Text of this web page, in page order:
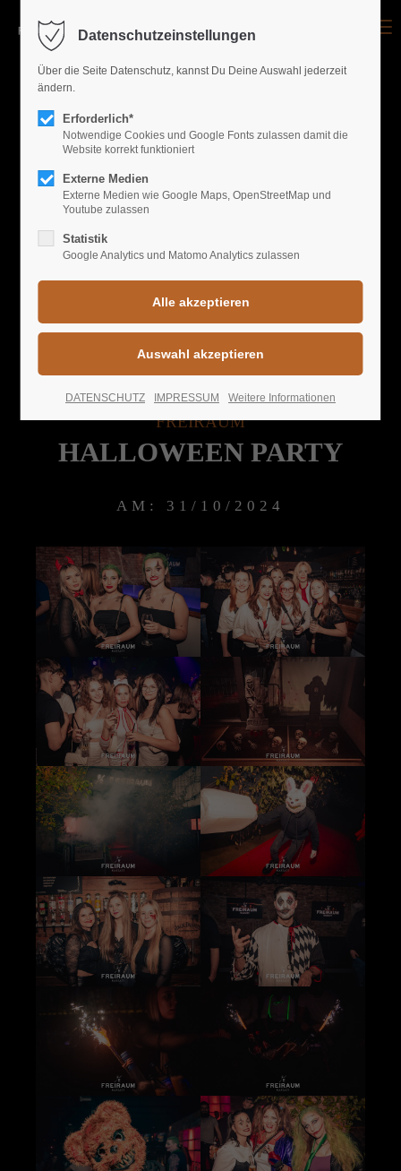
Login
Benutzername
Passwort
Anmelden
Lorem ipsum dolor sit amet:
/ 365days
We offer support for our customers
Mon - Fri 8:00am - 5:00pm
(GMT +1)
Get in touch
Cybersteel Inc.
376-293 City Road, Suite 600
San Francisco, CA 94102
Have any questions?
+44 1234 567 890
Drop us a line
info@yourdomain.com
About us
Lorem ipsum dolor sit amet, consectetuer
Aenean commodo ligula eget dolor. Aenean
massa. Cum sociis natoque penatibus et magnis
dis parturient montes, nascetur ridiculus mus.
Donec quam felis, ultricies nec.
GALLERY EVENTS
FREIRAUM'S BEST
FREIRAUM
HALLOWEEN PARTY
AM: 31/10/2024
Datenschutzeinstellungen
Über die Seite Datenschutz, kannst Du Deine Auswahl jederzeit
ändern.
Erforderlich*
Notwendige Cookies und Google Fonts zulassen damit die
Website korrekt funktioniert
Externe Medien
Externe Medien wie Google Maps, OpenStreetMap und
Youtube zulassen
Statistik
Google Analytics und Matomo Analytics zulassen
DATENSCHUTZ IMPRESSUM Weitere Informationen